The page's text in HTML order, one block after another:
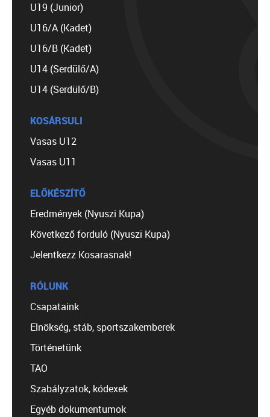
U19 (Junior)
U16/A (Kadet)
U16/B (Kadet)
U14 (Serdülő/A)
U14 (Serdülő/B)
KOSÁRSULI
Vasas U12
Vasas U11
ELŐKÉSZÍTŐ
Eredmények (Nyuszi Kupa)
Következő forduló (Nyuszi Kupa)
Jelentkezz Kosarasnak!
RÓLUNK
Csapataink
Elnökség, stáb, sportszakemberek
Történetünk
TAO
Szabályzatok, kódexek
Egyéb dokumentumok